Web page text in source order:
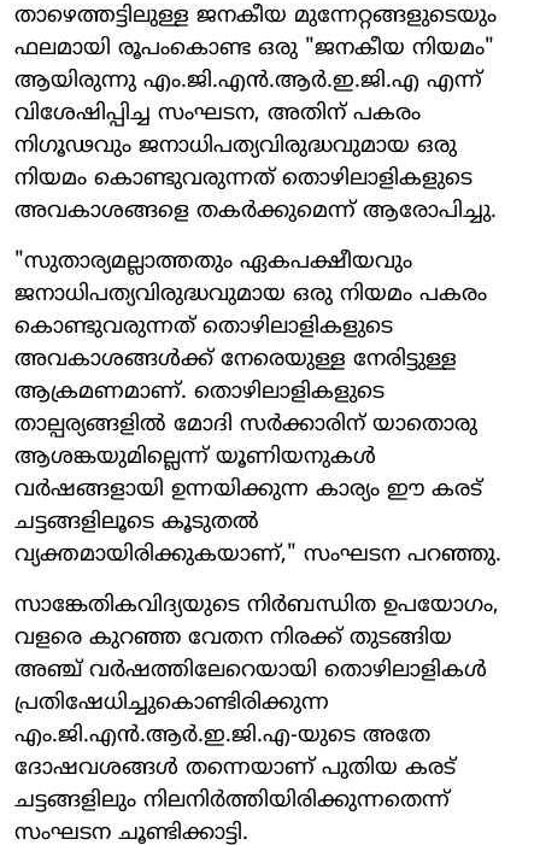
താഴെത്തട്ടിലുള്ള ജനകീയ മുന്നേറ്റങ്ങളുടെയും
ഫലമായി രൂപംകൊണ്ട ഒരു "ജനകീയ നിയമം"
ആയിരുന്നു എം.ജി.എൻ.ആർ.ഇ.ജി.എ എന്ന്
വിശേഷിപ്പിച്ച സംഘടന, അതിന് പകരം
നിഗൂഢവും ജനാധിപത്യവിരുദ്ധവുമായ ഒരു
നിയമം കൊണ്ടുവരുന്നത് തൊഴിലാളികളുടെ
അവകാശങ്ങളെ തകർക്കുമെന്ന് ആരോപിച്ചു.
"സുതാര്യമല്ലാത്തതും ഏകപക്ഷീയവും
ജനാധിപത്യവിരുദ്ധവുമായ ഒരു നിയമം പകരം
കൊണ്ടുവരുന്നത് തൊഴിലാളികളുടെ
അവകാശങ്ങൾക്ക് നേരെയുള്ള നേരിട്ടുള്ള
ആക്രമണമാണ്. തൊഴിലാളികളുടെ
താല്പര്യങ്ങളിൽ മോദി സർക്കാരിന് യാതൊരു
ആശങ്കയുമില്ലെന്ന് യൂണിയനുകൾ
വർഷങ്ങളായി ഉന്നയിക്കുന്ന കാര്യം ഈ കരട്
ചട്ടങ്ങളിലൂടെ കൂടുതൽ
വ്യക്തമായിരിക്കുകയാണ്," സംഘടന പറഞ്ഞു.
സാങ്കേതികവിദ്യയുടെ നിർബന്ധിത ഉപയോഗം,
വളരെ കുറഞ്ഞ വേതന നിരക്ക് തുടങ്ങിയ
അഞ്ച് വർഷത്തിലേറെയായി തൊഴിലാളികൾ
പ്രതിഷേധിച്ചുകൊണ്ടിരിക്കുന്ന
എം.ജി.എൻ.ആർ.ഇ.ജി.എ-യുടെ അതേ
ദോഷവശങ്ങൾ തന്നെയാണ് പുതിയ കരട്
ചട്ടങ്ങളിലും നിലനിർത്തിയിരിക്കുന്നതെന്ന്
സംഘടന ചൂണ്ടിക്കാട്ടി.